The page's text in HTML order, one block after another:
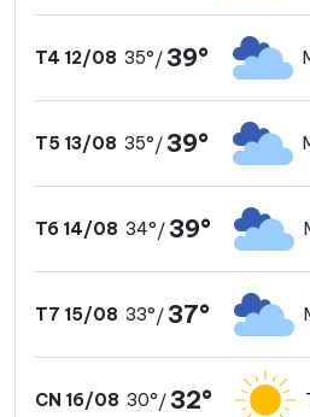
T4 12/08 35°/ 39°
T5 13/08 35°/ 39°
T6 14/08 34°/ 39°
T7 15/08 33°/ 37°
CN 16/08 30°/ 32°